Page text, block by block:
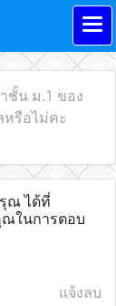
ชั้น ม.1 ของ
หรือไม่คะ
ณ ได้ที่
ณในการตอบ
แจ้งลบ